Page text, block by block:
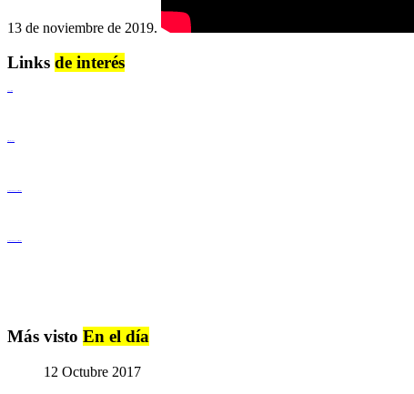
13 de noviembre de 2019.
Links de interés
Más visto En el día
12 Octubre 2017